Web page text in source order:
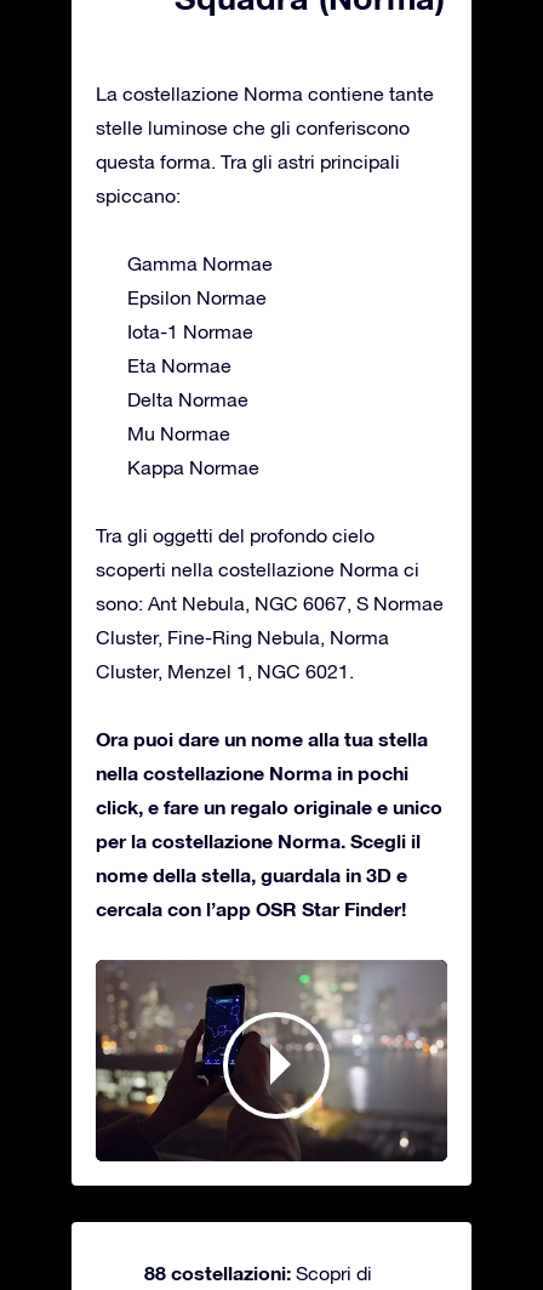
La costellazione Norma contiene tante
stelle luminose che gli conferiscono
questa forma. Tra gli astri principali
spiccano:
Gamma Normae
Epsilon Normae
Iota-1 Normae
Eta Normae
Delta Normae
Mu Normae
Kappa Normae
Tra gli oggetti del profondo cielo
scoperti nella costellazione Norma ci
sono: Ant Nebula, NGC 6067, S Normae
Cluster, Fine-Ring Nebula, Norma
Cluster, Menzel 1, NGC 6021.
Ora puoi dare un nome alla tua stella
nella costellazione Norma in pochi
click, e fare un regalo originale e unico
per la costellazione Norma. Scegli il
nome della stella, guardala in 3D e
cercala con l’app OSR Star Finder!
88 costellazioni: Scopri di